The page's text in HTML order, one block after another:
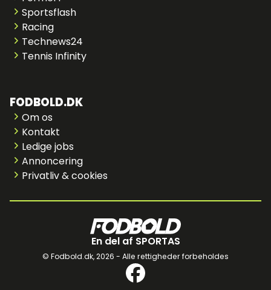
Sportsflash
Racing
Technews24
Tennis Infinity
FODBOLD.DK
Om os
Kontakt
Ledige jobs
Annoncering
Privatliv & cookies
En del af SPORTAS
© Fodbold.dk,2026 - Alle rettigheder forbeholdes